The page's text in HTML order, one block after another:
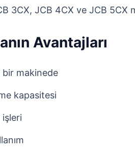
3CX, JCB 4CX ve JCB
Avantajları
bir makinede
kapasitesi
işleri